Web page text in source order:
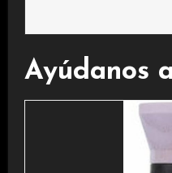
Ayúdanos